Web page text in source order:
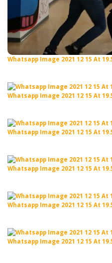
Whatsapp Image 2021 12 15 At
Whatsapp Image 2021 12 15 At
Whatsapp Image 2021 12 15 At
Whatsapp Image 2021 12 15 At
Whatsapp Image 2021 12 15 At
Whatsapp Image 2021 12 15 At